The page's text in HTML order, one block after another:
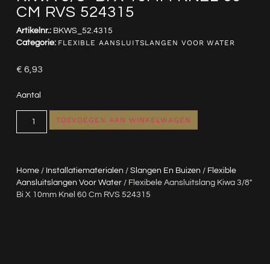
CM RVS 524315
Home/ Installatiematerialen / Slangen En Buizen / Flexible
Aansluitslangen Voor Water/ Flexibele Aansluitslang Kiwa 3/8″
Bi X 10mm Knel 60 Cm RVS 524315
Artikelnr.: BKWS_52.4315
Categorie: FLEXIBLE AANSLUITSLANGEN VOOR WATER
€ 6,93
Aantal
TOEVOEGEN AAN WINKELWAGEN